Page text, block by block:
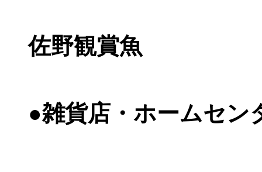
佐野観賞魚
●雑貨店・ホームセン